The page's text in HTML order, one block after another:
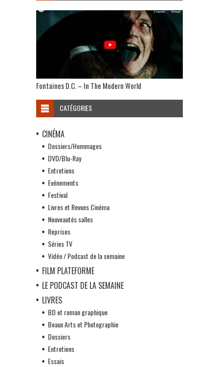
Fontaines D.C. – In The Modern World
CATÉGORIES
CINÉMA
Dossiers/Hommages
DVD/Blu-Ray
Entretiens
Evénements
Festival
Livres et Revues Cinéma
Nouveautés salles
Reprises
Séries TV
Vidéo / Podcast de la semaine
FILM PLATEFORME
LE PODCAST DE LA SEMAINE
LIVRES
BD et roman graphique
Beaux Arts et Photographie
Dossiers
Entretiens
Essais